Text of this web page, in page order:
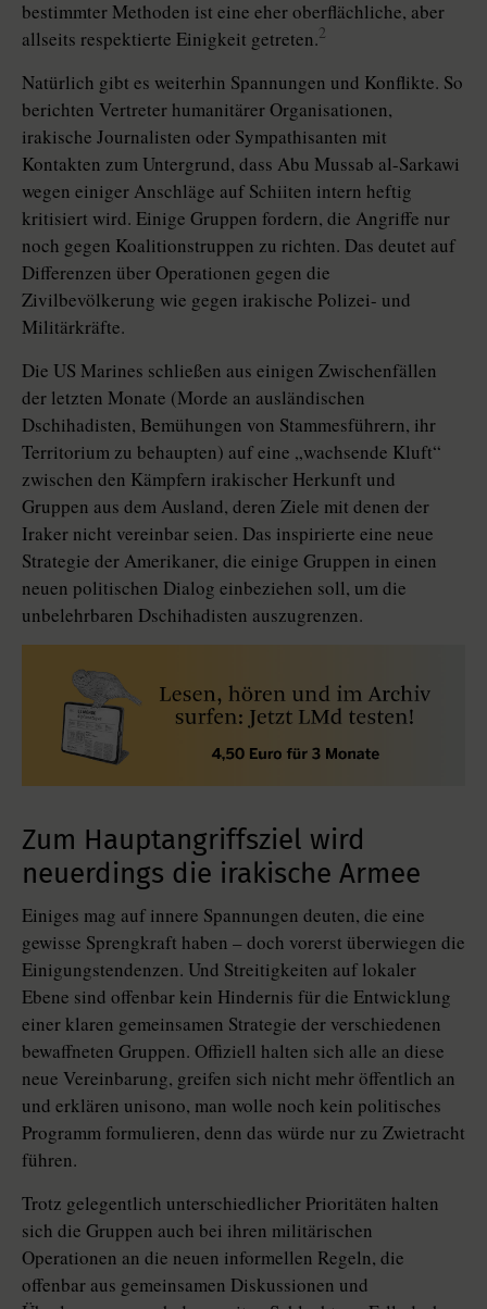
bestimmter Methoden ist eine eher oberflächliche, aber
allseits respektierte Einigkeit getreten.2
Natürlich gibt es weiterhin Spannungen und Konflikte. So
berichten Vertreter humanitärer Organisationen,
irakische Journalisten oder Sympathisanten mit
Kontakten zum Untergrund, dass Abu Mussab al-Sarkawi
wegen einiger Anschläge auf Schiiten intern heftig
kritisiert wird. Einige Gruppen fordern, die Angriffe nur
noch gegen Koalitionstruppen zu richten. Das deutet auf
Differenzen über Operationen gegen die
Zivilbevölkerung wie gegen irakische Polizei- und
Militärkräfte.
Die US Marines schließen aus einigen Zwischenfällen
der letzten Monate (Morde an ausländischen
Dschihadisten, Bemühungen von Stammesführern, ihr
Territorium zu behaupten) auf eine „wachsende Kluft“
zwischen den Kämpfern irakischer Herkunft und
Gruppen aus dem Ausland, deren Ziele mit denen der
Iraker nicht vereinbar seien. Das inspirierte eine neue
Strategie der Amerikaner, die einige Gruppen in einen
neuen politischen Dialog einbeziehen soll, um die
unbelehrbaren Dschihadisten auszugrenzen.
Zum Hauptangriffsziel wird
neuerdings die irakische Armee
Einiges mag auf innere Spannungen deuten, die eine
gewisse Sprengkraft haben – doch vorerst überwiegen die
Einigungstendenzen. Und Streitigkeiten auf lokaler
Ebene sind offenbar kein Hindernis für die Entwicklung
einer klaren gemeinsamen Strategie der verschiedenen
bewaffneten Gruppen. Offiziell halten sich alle an diese
neue Vereinbarung, greifen sich nicht mehr öffentlich an
und erklären unisono, man wolle noch kein politisches
Programm formulieren, denn das würde nur zu Zwietracht
führen.
Trotz gelegentlich unterschiedlicher Prioritäten halten
sich die Gruppen auch bei ihren militärischen
Operationen an die neuen informellen Regeln, die
offenbar aus gemeinsamen Diskussionen und